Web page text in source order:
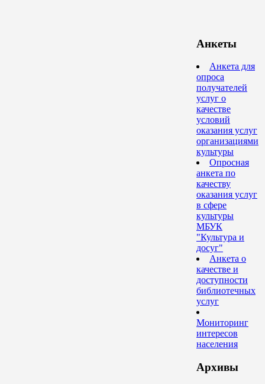
Анкеты
Анкета для
опроса
получателей
услуг о
качестве
условий
оказания услуг
организациями
культуры
Опросная
анкета по
качеству
оказания услуг
в сфере
культуры
МБУК
"Культура и
досуг"
Анкета о
качестве и
доступности
библиотечных
услуг
Мониторинг
интересов
населения
Архивы